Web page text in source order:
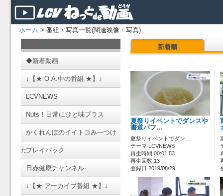
ホーム > 番組・写真一覧(関連映像・写真)
◆新着動画
↓【★ O.A.中の番組 ★】↓
LCVNEWS
Nuts！日常にひと味プラス
かくれんぼのイイトコみ―つけ
たプレイバック
日赤健康チャンネル
↓【★ アーカイブ番組 ★】↓
新着順
夏祭りイベントでダンスや
書道パフ…
夏祭りイベントでダン…
テーマ LCVNEWS
再生時間 00:01:53
再生回数 13
登録日 2019/08/29